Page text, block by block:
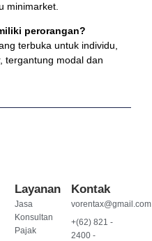
minimarket.
perorangan?
terbuka untuk individu,
tergantung modal dan
Layanan
Jasa
Konsultan
Pajak
Kontak
vorentax@gmail.com
+(62) 821 -
2400 -